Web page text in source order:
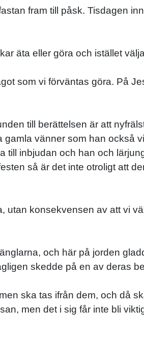
fram till påsk. Tisdagen
äta eller göra och istället
som vi förväntas göra. På
till berättelsen är att
vänner som han också
till inbjudan och han och
så är det inte otroligt att
utan konsekvensen av att vi
och här på jorden
skedde på en av deras
ska tas ifrån dem, och då
men det i sig får inte bli